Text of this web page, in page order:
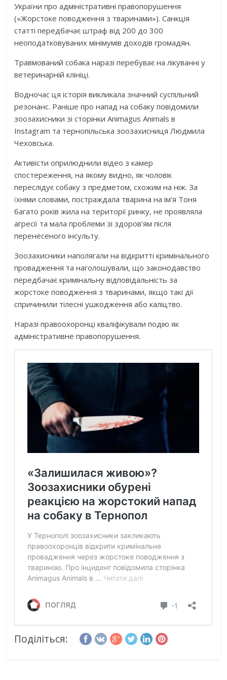
України про адміністративні правопорушення
(«Жорстоке поводження з тваринами»). Санкція
статті передбачає штраф від 200 до 300
неоподатковуваних мінімумів доходів громадян.
Травмований собака наразі перебуває на лікуванні у
ветеринарній клініці.
Водночас ця історія викликала значний суспільний
резонанс. Раніше про напад на собаку повідомили
зоозахисники зі сторінки Animagus Animals в
Instagram та тернопільська зоозахисниця Людмила
Чеховська.
Активісти оприлюднили відео з камер
спостереження, на якому видно, як чоловік
переслідує собаку з предметом, схожим на ніж. За
їхніми словами, постраждала тварина на ім’я Тоня
багато років жила на території ринку, не проявляла
агресії та мала проблеми зі здоров’ям після
перенесеного інсульту.
Зоозахисники наполягали на відкритті кримінального
провадження та наголошували, що законодавство
передбачає кримінальну відповідальність за
жорстоке поводження з тваринами, якщо такі дії
спричинили тілесні ушкодження або каліцтво.
Наразі правоохоронці кваліфікували подію як
адміністративне правопорушення.
Поділіться: